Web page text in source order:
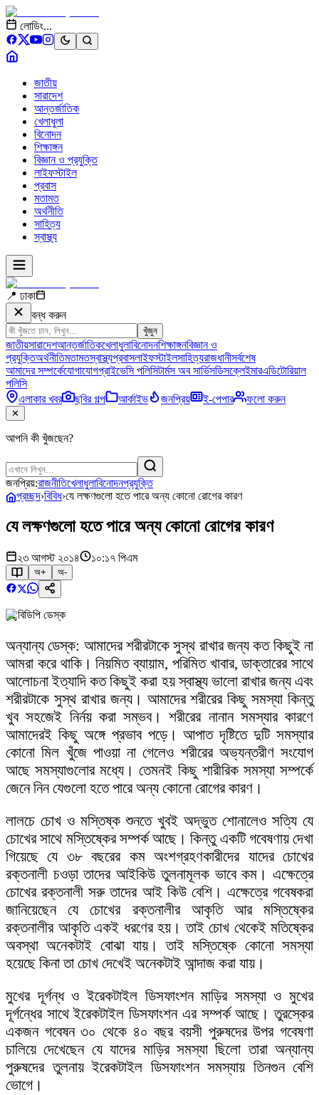
লোডিং...
জাতীয়
সারাদেশ
আন্তর্জাতিক
খেলাধুলা
বিনোদন
শিক্ষাঙ্গন
বিজ্ঞান ও প্রযুক্তি
লাইফস্টাইল
প্রবাস
মতামত
অর্থনীতি
সাহিত্য
স্বাস্থ্য
📍 ঢাকা
বন্ধ করুন
খুঁজুন
জাতীয়সারাদেশআন্তর্জাতিকখেলাধুলাবিনোদনশিক্ষাঙ্গনবিজ্ঞান ও
প্রযুক্তিঅর্থনীতিমতামতস্বাস্থ্যপ্রবাসলাইফস্টাইলসাহিত্যরাজধানীসর্বশেষ
আমাদের সম্পর্কেযোগাযোগপ্রাইভেসি পলিসিটার্মস অব সার্ভিসডিসক্লেইমারএডিটোরিয়াল
পলিসি
এলাকার খবর
ছবির গল্প আর্কাইভ জনপ্রিয় ই-পেপার ফলো করুন
✕
আপনি কী খুঁজছেন?
জনপ্রিয়:রাজনীতিখেলাধুলাবিনোদনপ্রযুক্তি
প্রচ্ছদ›বিবিধ›যে লক্ষণগুলো হতে পারে অন্য কোনো রোগের কারণ
যে লক্ষণগুলো হতে পারে অন্য কোনো রোগের কারণ
২৩ আগস্ট ২০১৪ ১০:১৭ পিএম
অ+ অ-
বিডিপি ডেস্ক
অন্যান্য ডেস্ক: আমাদের শরীরটাকে সুস্থ রাখার জন্য কত কিছুই না
আমরা করে থাকি। নিয়মিত ব্যায়াম, পরিমিত খাবার, ডাক্তারের সাথে
আলোচনা ইত্যাদি কত কিছুই করা হয় স্বাস্থ্য ভালো রাখার জন্য এবং
শরীরটাকে সুস্থ রাখার জন্য। আমাদের শরীরের কিছু সমস্যা কিন্তু
খুব সহজেই নির্নয় করা সম্ভব। শরীরের নানান সমস্যার কারণে
আমাদেরই কিছু অঙ্গে প্রভাব পড়ে। আপাত দৃষ্টিতে দুটি সমস্যার
কোনো মিল খুঁজে পাওয়া না গেলেও শরীরের অভ্যন্তরীণ সংযোগ
আছে সমস্যাগুলোর মধ্যে। তেমনই কিছু শারীরিক সমস্যা সম্পর্কে
জেনে নিন যেগুলো হতে পারে অন্য কোনো রোগের কারণ।
লালচে চোখ ও মস্তিষ্ক শুনতে খুবই অদ্ভুত শোনালেও সত্যি যে
চোখের সাথে মস্তিষ্কের সম্পর্ক আছে। কিন্তু একটি গবেষণায় দেখা
গিয়েছে যে ৩৮ বছরের কম অংশগ্রহণকারীদের যাদের চোখের
রক্তনালী চওড়া তাদের আইকিউ তুলনামূলক ভাবে কম। এক্ষেত্রে
চোখের রক্তনালী সরু তাদের আই কিউ বেশি। এক্ষেত্রে গবেষকরা
জানিয়েছেন যে চোখের রক্তনালীর আকৃতি আর মস্তিষ্কের
রক্তনালীর আকৃতি একই ধরণের হয়। তাই চোখ থেকেই মতিষ্কের
অবস্থা অনেকটাই বোঝা যায়। তাই মস্তিষ্কে কোনো সমস্যা
হয়েছে কিনা তা চোখ দেখেই অনেকটাই আন্দাজ করা যায়।
মুখের দূর্গন্ধ ও ইরেকটাইল ডিসফাংশন মাড়ির সমস্যা ও মুখের
দূর্গন্ধের সাথে ইরেকটাইল ডিসফাংশন এর সম্পর্ক আছে। তুরস্কের
একজন গবেষন ৩০ থেকে ৪০ বছর বয়সী পুরুষদের উপর গবেষণা
চালিয়ে দেখেছেন যে যাদের মাড়ির সমস্যা ছিলো তারা অন্যান্য
পুরুষদের তুলনায় ইরেকটাইল ডিসফাংশন সমস্যায় তিনগুন বেশি
ভোগে।